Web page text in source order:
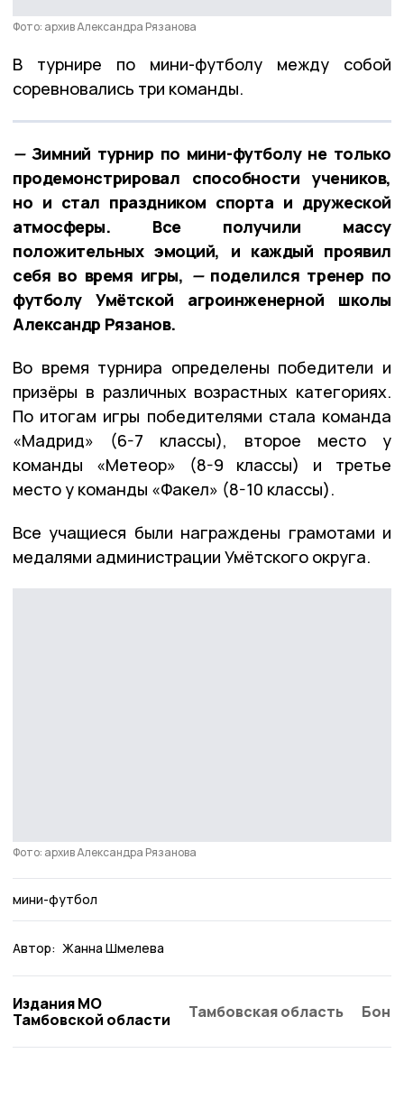
Фото: архив Александра Рязанова
В турнире по мини-футболу между собой
соревновались три команды.
—Зимний турнир по мини-футболу не только
продемонстрировал способности учеников,
но и стал праздником спорта и дружеской
атмосферы. Все получили массу
положительных эмоций, и каждый проявил
себя во время игры, —поделился тренер по
футболу Умётской агроинженерной школы
Александр Рязанов.
Во время турнира определены победители и
призёры в различных возрастных категориях.
По итогам игры победителями стала команда
«Мадрид» (6-7 классы), второе место у
команды «Метеор» (8-9 классы) и третье
место у команды «Факел» (8-10 классы).
Все учащиеся были награждены грамотами и
медалями администрации Умётского округа.
Фото: архив Александра Рязанова
мини-футбол
Автор: Жанна Шмелева
Издания МО
Тамбовской области
Тамбовская область